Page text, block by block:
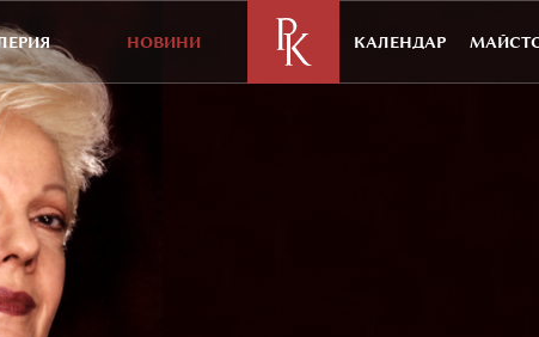
НОВИНИ КАЛЕНДАР